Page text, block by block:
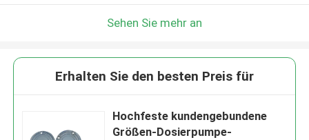
Sehen Sie mehr an
Erhalten Sie den besten Preis für
Hochfeste kundengebundene
Größen-Dosierpumpe-